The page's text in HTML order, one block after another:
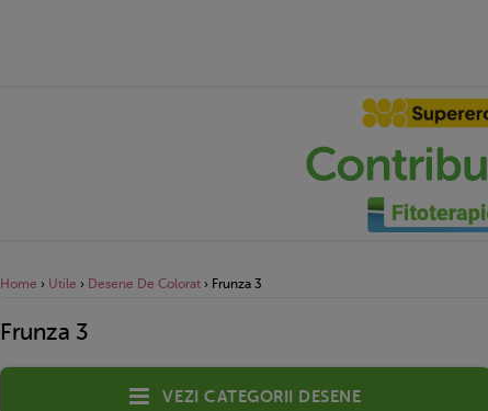
Home › Utile › Desene De Colorat › Frunza 3
Frunza 3
Vezi categorii desene